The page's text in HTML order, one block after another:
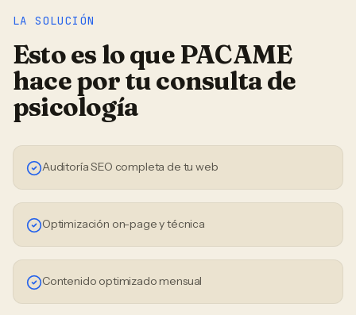
LA SOLUCIÓN
Esto es lo que PACAME
hace por tuconsulta de
psicología
Auditoría SEO completa de tu web
Optimización on-page y técnica
Contenido optimizado mensual